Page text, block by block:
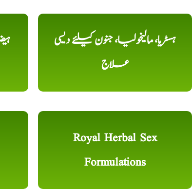
ہسٹریا، مالیخولیا، جنون کیلئے دیسی
علاج
Royal Herbal Sex
Formulations